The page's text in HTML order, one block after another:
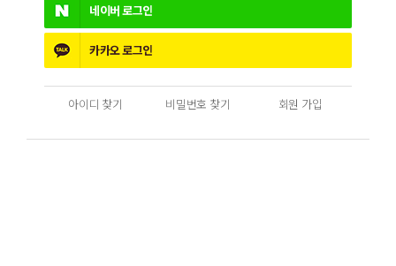
네이버로그인
카카오로그인
아이디 찾기 비밀번호 찾기 회원 가입